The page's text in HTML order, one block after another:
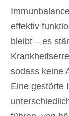
effektiv
bleibt – es
sodass keine
Eine gestörte